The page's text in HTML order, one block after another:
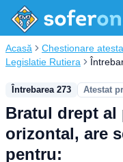
Acasă Chestionare
Legislatie Rutiera
Întrebarea 273 Atestat
Bratul drept
orizontal, are
pentru: